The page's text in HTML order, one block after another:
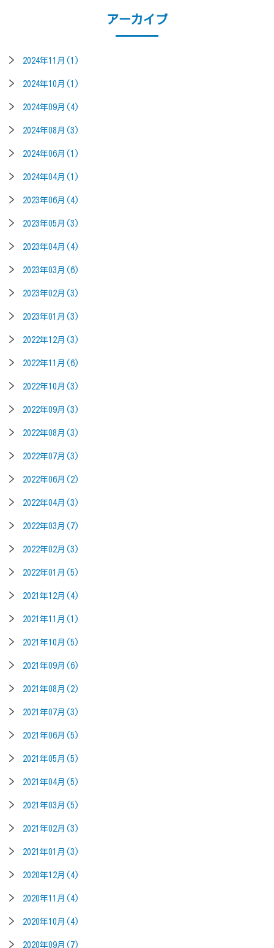
アーカイブ
2024年11月(1)
2024年10月(1)
2024年09月(4)
2024年08月(3)
2024年06月(1)
2024年04月(1)
2023年06月(4)
2023年05月(3)
2023年04月(4)
2023年03月(6)
2023年02月(3)
2023年01月(3)
2022年12月(3)
2022年11月(6)
2022年10月(3)
2022年09月(3)
2022年08月(3)
2022年07月(3)
2022年06月(2)
2022年04月(3)
2022年03月(7)
2022年02月(3)
2022年01月(5)
2021年12月(4)
2021年11月(1)
2021年10月(5)
2021年09月(6)
2021年08月(2)
2021年07月(3)
2021年06月(5)
2021年05月(5)
2021年04月(5)
2021年03月(5)
2021年02月(3)
2021年01月(3)
2020年12月(4)
2020年11月(4)
2020年10月(4)
2020年09月(7)